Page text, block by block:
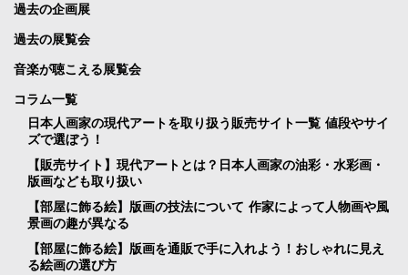
過去の企画展
過去の展覧会
音楽が聴こえる展覧会
コラム一覧
日本人画家の現代アートを取り扱う販売サイト一覧 値段やサイ
ズで選ぼう！
【販売サイト】現代アートとは？日本人画家の油彩・水彩画・
版画なども取り扱い
【部屋に飾る絵】版画の技法について 作家によって人物画や風
景画の趣が異なる
【部屋に飾る絵】版画を通販で手に入れよう！おしゃれに見え
る絵画の選び方